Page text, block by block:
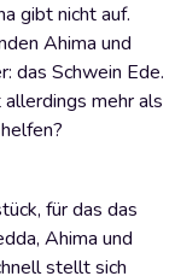
gibt nicht auf.
Ahima und
das Schwein Ede.
mehr als
für das das
Ahima und
stellt sich